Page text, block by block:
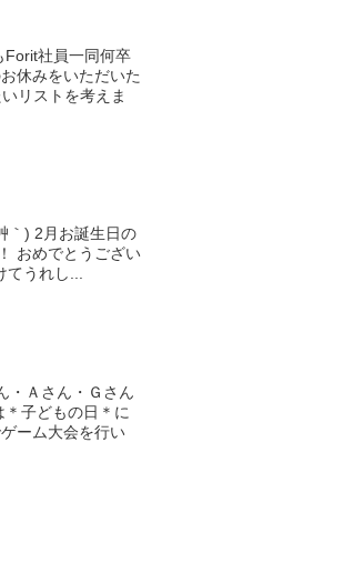
Forit社員一同何卒
休みをいただいた
リストを考えま
｀) 2月お誕生日の
おめでとうござい
うれし...
・Ａさん・Ｇさん
子どもの日＊に
ーム大会を行い